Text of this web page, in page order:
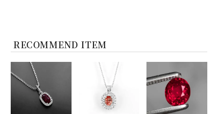
RECOMMEND ITEM